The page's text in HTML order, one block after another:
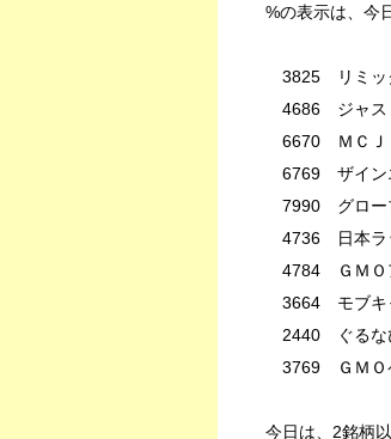
%の表示は、今
3825 リミ
4686 ジ
6670
6769 ザイ
7990 グ
4736
4784 ＧＭ
3664 モ
2440
3769 ＧＭＯ
今日は、2銘柄